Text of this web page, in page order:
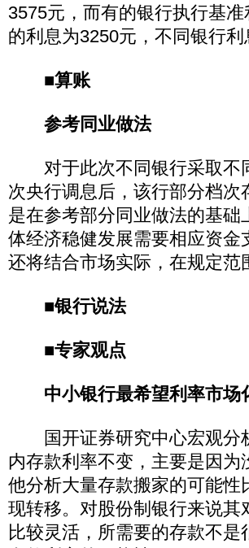
3575元，而有的银行执行基
的利息为3250元，不同银行利
■算账
参考同业做法
对于此次不同银行采取不
次央行调息后，该行部分档
是在参考部分同业做法的基
体经济稳健发展需要相应资
还将结合市场实际，在规定
■银行说法
■专家观点
中小银行最希望利率市场
国开证券研究中心宏观分
内存款利率不变，主要是因
他分析大量存款搬家的可能
现转移。对股份制银行来说
比较灵活，所需要的存款不